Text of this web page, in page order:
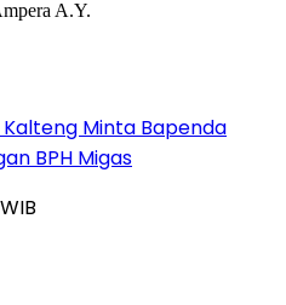
Kalteng Minta Bapenda
BPH Migas